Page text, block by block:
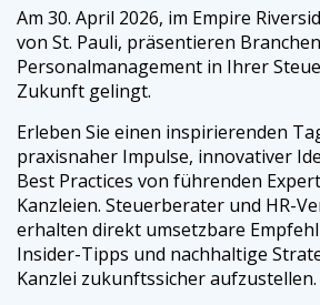
Am 30. April 2026, im Empire
von St. Pauli, präsentieren
Personalmanagement in Ihrer
Zukunft gelingt.
Erleben Sie einen inspirierenden
praxisnaher Impulse, innovativer
Best Practices von führenden
Kanzleien. Steuerberater und HR-
erhalten direkt umsetzbare
Insider-Tipps und nachhaltige
Kanzlei zukunftssicher aufzustellen.